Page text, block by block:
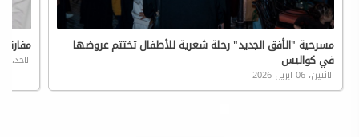
مسرحية "الأفق الجديد" رحلة شعرية للأطفال تختتم عروضها
في كواليس
الاثنين، 06 ابريل 2026
الاحد، 05 ابريل 2026